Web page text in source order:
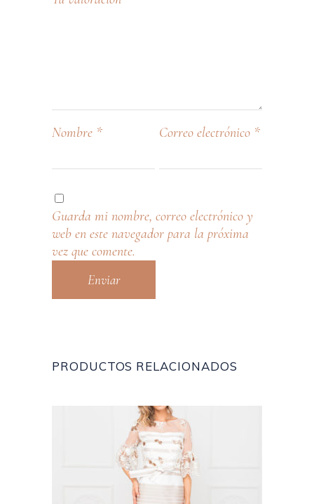
Nombre * Correo electrónico *
Guarda mi nombre, correo electrónico y
web en este navegador para la próxima
vez que comente.
PRODUCTOS RELACIONADOS